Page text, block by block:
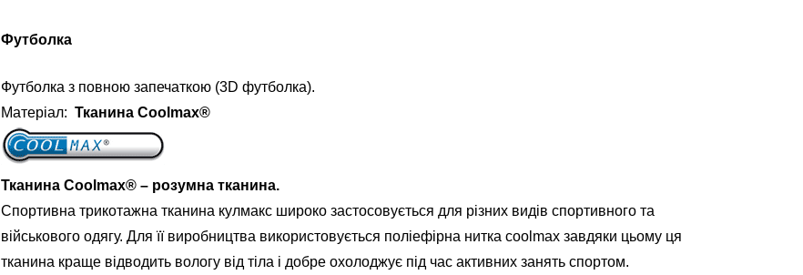
Футболка
Футболка з повною запечаткою (3D футболка).
Матеріал:Тканина Coolmax®
Тканина Coolmax® – розумна тканина.
Спортивна трикотажна тканина кулмакс широко застосовується для різних видів спортивного та
військового одягу. Для її виробництва використовується поліефірна нитка coolmax завдяки цьому ця
тканина краще відводить вологу від тіла і добре охолоджує під час активних занять спортом.